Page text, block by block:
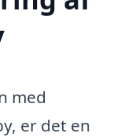
med
er det en